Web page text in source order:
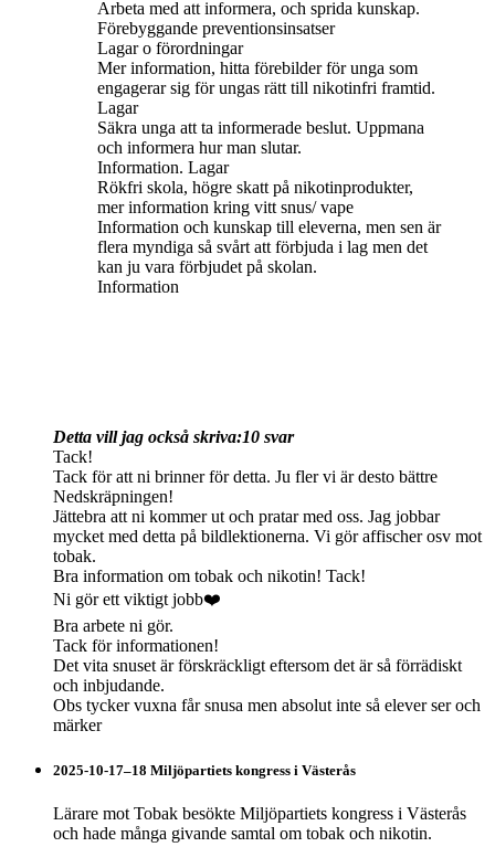
Arbeta med att informera, och sprida kunskap.
Förebyggande preventionsinsatser
Lagar o förordningar
Mer information, hitta förebilder för unga som
engagerar sig för ungas rätt till nikotinfri framtid.
Lagar
Säkra unga att ta informerade beslut. Uppmana
och informera hur man slutar.
Information. Lagar
Rökfri skola, högre skatt på nikotinprodukter,
mer information kring vitt snus/ vape
Information och kunskap till eleverna, men sen är
flera myndiga så svårt att förbjuda i lag men det
kan ju vara förbjudet på skolan.
Information
Detta vill jag också skriva:10 svar
Tack!
Tack för att ni brinner för detta. Ju fler vi är desto bättre
Nedskräpningen!
Jättebra att ni kommer ut och pratar med oss. Jag jobbar
mycket med detta på bildlektionerna. Vi gör affischer osv mot
tobak.
Bra information om tobak och nikotin! Tack!
Ni gör ett viktigt jobb❤️
Bra arbete ni gör.
Tack för informationen!
Det vita snuset är förskräckligt eftersom det är så förrädiskt
och inbjudande.
Obs tycker vuxna får snusa men absolut inte så elever ser och
märker
2025-10-17–18 Miljöpartiets kongress i Västerås
Lärare mot Tobak besökte Miljöpartiets kongress i Västerås
och hade många givande samtal om tobak och nikotin.